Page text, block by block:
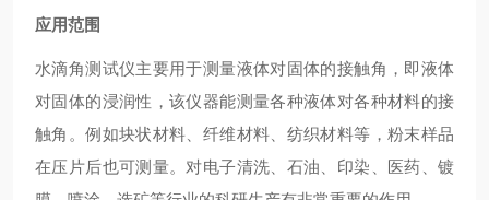
应用范围
水滴角测试仪主要用于测量液体对固体的接触角，即液体
对固体的浸润性，该仪器能测量各种液体对各种材料的接
触角。例如块状材料、纤维材料、纺织材料等，粉末样品
在压片后也可测量。对电子清洗、石油、印染、医药、镀